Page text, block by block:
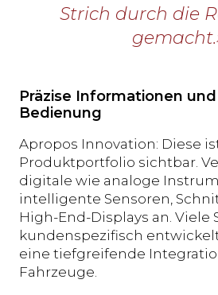
Strich durch die
Präzise Informationen
Bedienung
Apropos Innovation: Diese
Produktportfolio sichtbar.
digitale wie analoge
intelligente Sensoren,
High-End-Displays an. Viele
kundenspezifisch
eine tiefgreifende
Fahrzeuge.